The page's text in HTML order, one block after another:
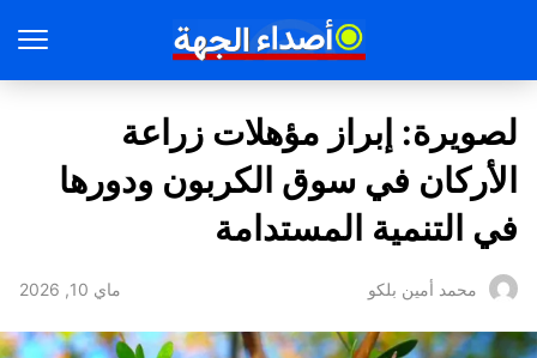
لصويرة: إبراز مؤهلات زراعة
الأركان في سوق الكربون ودورها
في التنمية المستدامة
محمد أمين بلكو ماي 10, 2026